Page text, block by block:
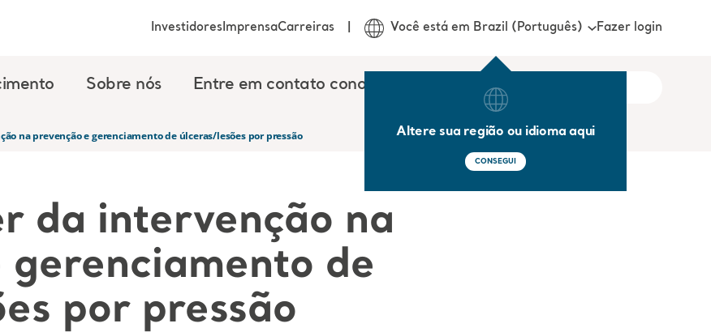
Sobre nós Entre em contato conosco
InvestidoresImprensaCarreiras Você está em Brazil (Português)
Altere sua região ou idioma aqui
CONSEGUI
Fazer login
na prevenção e gerenciamento de úlceras/lesões por pressão
da intervenção na
gerenciamento de
por pressão